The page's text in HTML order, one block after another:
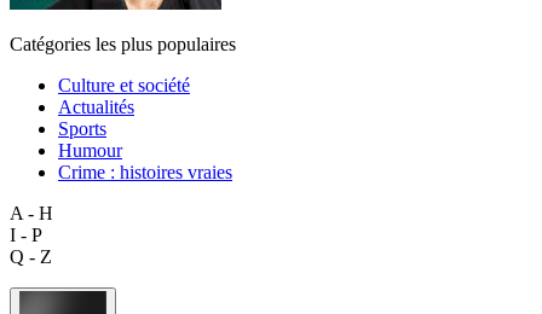
Catégories les plus populaires
Culture et société
Actualités
Sports
Humour
Crime : histoires vraies
A - H
I - P
Q - Z